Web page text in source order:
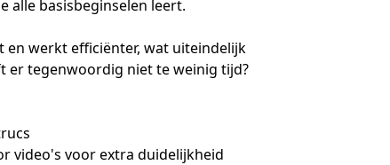
alle basisbeginselen leert.
en werkt efficiënter, wat uiteindelijk
er tegenwoordig niet te weinig tijd?
video's voor extra duidelijkheid